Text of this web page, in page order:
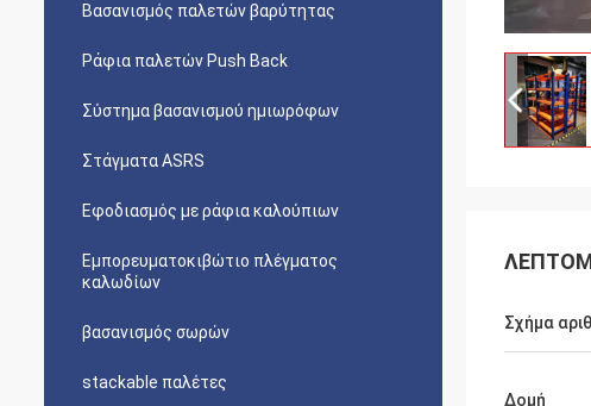
Βασανισμός παλετών βαρύτητας
Ράφια παλετών Push Back
Σύστημα βασανισμού ημιωρόφων
Στάγματα ASRS
Εφοδιασμός με ράφια καλούπιων
Εμπορευματοκιβώτιο πλέγματος
καλωδίων
βασανισμός σωρών
stackable παλέτες
Σχήμα
Δομή